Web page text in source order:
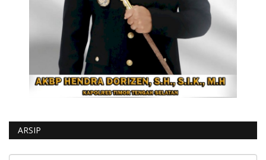
ARSIP